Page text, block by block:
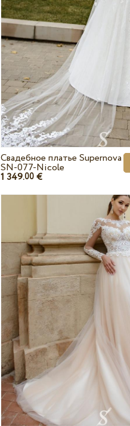
Свадебное платье Supernova
SN-077-Nicole
1 349.00 €